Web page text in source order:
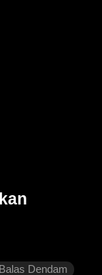
Balas Dendam